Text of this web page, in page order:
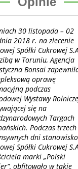
30 listopada – 02
2018 r. na zlecenie
Spółki Cukrowej
w Toruniu, Agencja
Bonsai
oprawę
podczas
Wystawy
się na
Targach
Podczas trzech
dni stanowisko
Spółki Cukrowej
marki „Polski
obfitowało w takie